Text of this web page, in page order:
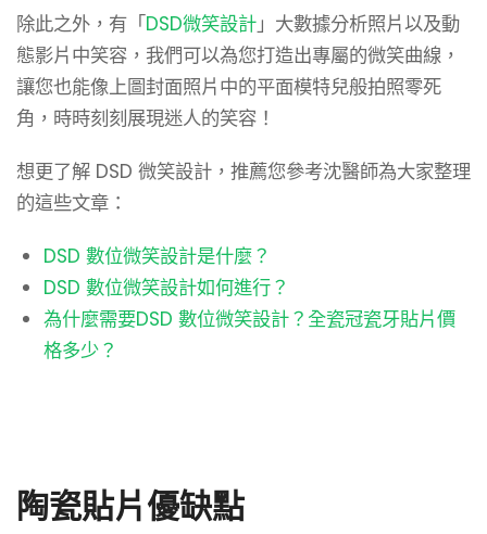
除此之外，有「DSD微笑設計」大數據分析照片以及動
態影片中笑容，我們可以為您打造出專屬的微笑曲線，
讓您也能像上圖封面照片中的平面模特兒般拍照零死
角，時時刻刻展現迷人的笑容！
想更了解 DSD 微笑設計，推薦您參考沈醫師為大家整理
的這些文章：
DSD 數位微笑設計是什麼？
DSD 數位微笑設計如何進行？
為什麼需要DSD 數位微笑設計？全瓷冠瓷牙貼片價
格多少？
陶瓷貼片優缺點